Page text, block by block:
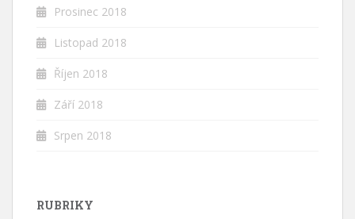
Prosinec 2018
Listopad 2018
Říjen 2018
Září 2018
Srpen 2018
RUBRIKY